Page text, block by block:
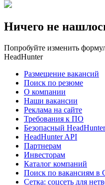
Ничего не
Попробуйте изменить
HeadHunter
Размещение вакансий
Поиск по резюме
О компании
Наши вакансии
Реклама на сайте
Требования к ПО
Безопасный HeadHunter
HeadHunter API
Партнерам
Инвесторам
Каталог компаний
Поиск по вакансиям в
Сетка: соцсеть для